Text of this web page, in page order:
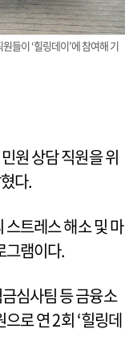
들이 ‘힐링데이’에 참여해 기
원 상담 직원을 위
다.
트레스 해소 및 마
그램이다.
심사팀 등 금융소
로 연 2회 ‘힐링데